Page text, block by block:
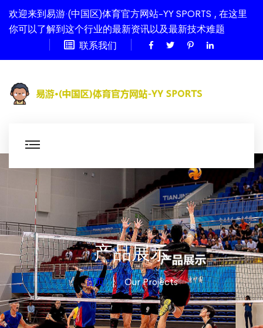
欢迎来到易游·(中国区)体育官方网站-YY SPORTS , 在这里
你可以了解到这个行业的最新资讯以及最新技术难题
联系我们
产品展示
首页 Our Projects